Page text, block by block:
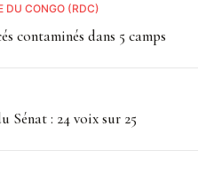
DU CONGO (RDC)
contaminés dans 5 camps
Sénat : 24 voix sur 25